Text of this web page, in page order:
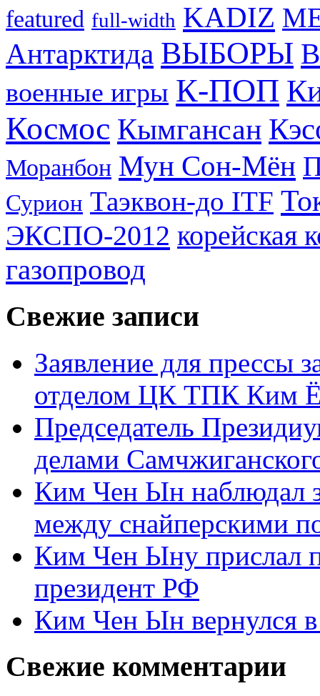
featured full-width KADIZ
Антарктида ВЫБОРЫ
военные игры К-ПОП
Космос Кымгансан
Моранбон Мун Сон-Мён
Сурион Таэквон-до ITF
ЭКСПО-2012 корейская
газопровод
Свежие записи
Заявление для прессы
отделом ЦК ТПК Ким
Председатель
делами
Ким Чен Ын наблюдал
между снайперскими
Ким Чен Ыну прислал
президент РФ
Ким Чен Ын вернулся
Свежие комментарии